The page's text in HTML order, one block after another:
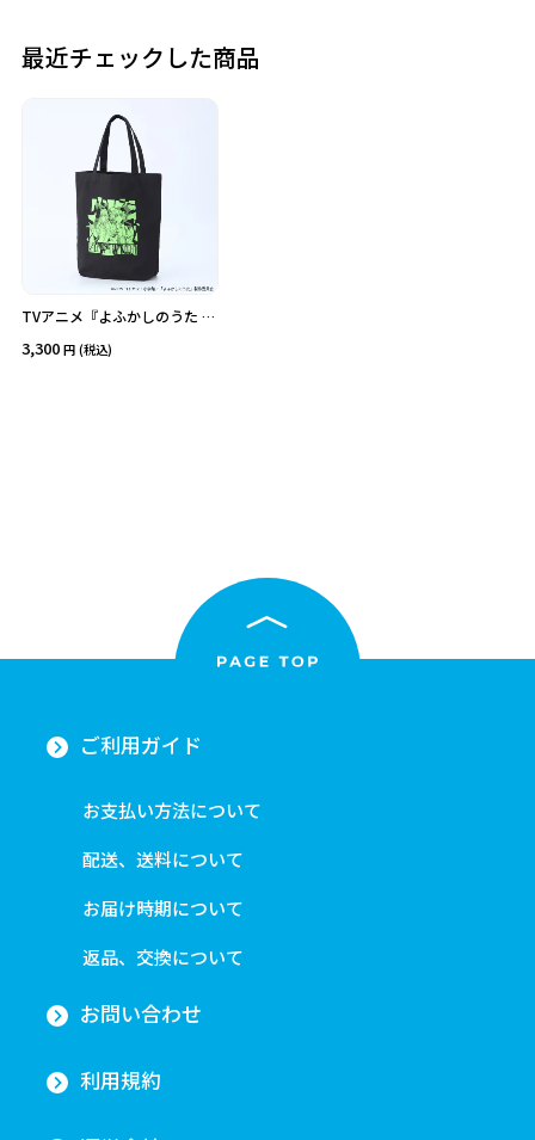
最近チェックした商品
TVアニメ『よふかしのうた Se
3,300 (税込)
ご利用ガイド
お支払い方法について
配送、送料について
お届け時期について
返品、交換について
お問い合わせ
利用規約
その他
クリア